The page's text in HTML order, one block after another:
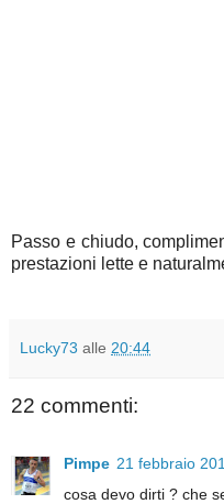
Passo e chiudo,
prestazioni lette e
Lucky73 alle 20:44
22 commenti:
Pimpe 21 febbraio
cosa devo dirti ? che